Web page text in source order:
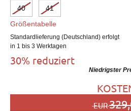
40
41
Größentabelle
Standardlieferung (Deutschland) erfolgt
in 1 bis 3 Werktagen
30% reduziert
Niedrigster
EUR